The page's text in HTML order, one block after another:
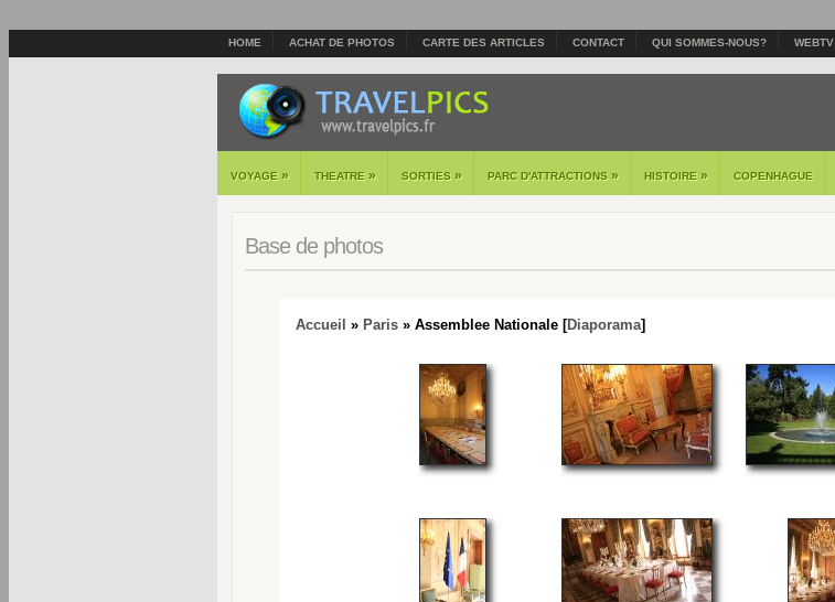
HOME ACHAT DE PHOTOS CARTE DES ARTICLES CONTACT QUI SOMMES-NOUS? WEBTV
VOYAGE » THEATRE » SORTIES » PARC D'ATTRACTIONS » HISTOIRE » COPENHAGUE
Base de photos
Accueil » Paris » Assemblee Nationale [Diaporama]